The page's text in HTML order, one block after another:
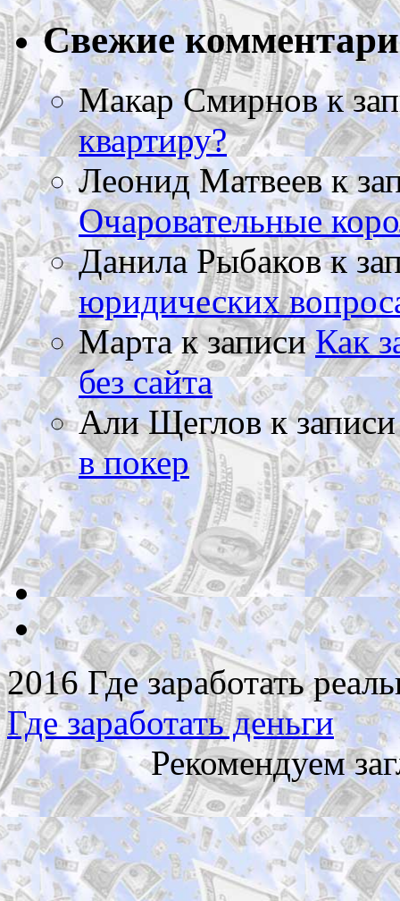
Свежие
Макар Смирновк
квартиру?
Леонид Матвеевк
Очаровательные
Данила Рыбаковк
юридических
Мартак записиКак
без сайта
Али Щегловк
в покер
2016 Где заработать
Где заработать деньги
Рекомендуем